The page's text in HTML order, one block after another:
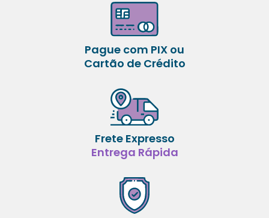
Pague com PIX ou
Cartão de Crédito
Frete Expresso
Entrega Rápida